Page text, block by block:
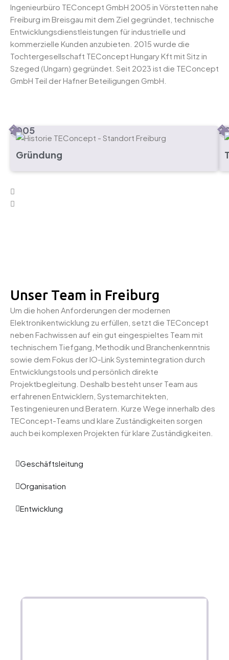
Ingenieurbüro TEConcept GmbH 2005 in Vörstetten nahe
Freiburg im Breisgau mit dem Ziel gegründet, technische
Entwicklungsdienstleistungen für industrielle und
kommerzielle Kunden anzubieten. 2015 wurde die
Tochtergesellschaft TEConcept Hungary Kft mit Sitz in
Szeged (Ungarn) gegründet. Seit 2023 ist die TEConcept
GmbH Teil der Hafner Beteiligungen GmbH.
2005
Gründung
Unser Team in Freiburg
Um die hohen Anforderungen der modernen
Elektronikentwicklung zu erfüllen, setzt die TEConcept
neben Fachwissen auf ein gut eingespieltes Team mit
technischem Tiefgang, Methodik und Branchenkenntnis
sowie dem Fokus der IO-Link Systemintegration durch
Entwicklungstools und persönlich direkte
Projektbegleitung. Deshalb besteht unser Team aus
erfahrenen Entwicklern, Systemarchitekten,
Testingenieuren und Beratern. Kurze Wege innerhalb des
TEConcept-Teams und klare Zuständigkeiten sorgen
auch bei komplexen Projekten für klare Zuständigkeiten.
Geschäftsleitung
Organisation
Entwicklung